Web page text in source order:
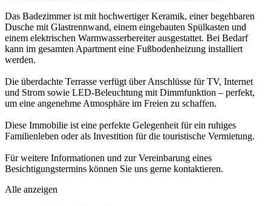
Das Badezimmer ist mit hochwertiger Keramik, einer begehbaren
Dusche mit Glastrennwand, einem eingebauten Spülkasten und
einem elektrischen Warmwasserbereiter ausgestattet. Bei Bedarf
kann im gesamten Apartment eine Fußbodenheizung installiert
werden.
Die überdachte Terrasse verfügt über Anschlüsse für TV, Internet
und Strom sowie LED-Beleuchtung mit Dimmfunktion – perfekt,
um eine angenehme Atmosphäre im Freien zu schaffen.
Diese Immobilie ist eine perfekte Gelegenheit für ein ruhiges
Familienleben oder als Investition für die touristische Vermietung.
Für weitere Informationen und zur Vereinbarung eines
Besichtigungstermins können Sie uns gerne kontaktieren.
Alle anzeigen